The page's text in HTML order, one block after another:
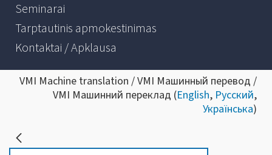
Seminarai
Tarptautinis apmokestinimas
Kontaktai / Apklausa
VMI Machine translation / VMI Машинный перевод /
VMI Машинний переклад (English, Русский,
Українська)